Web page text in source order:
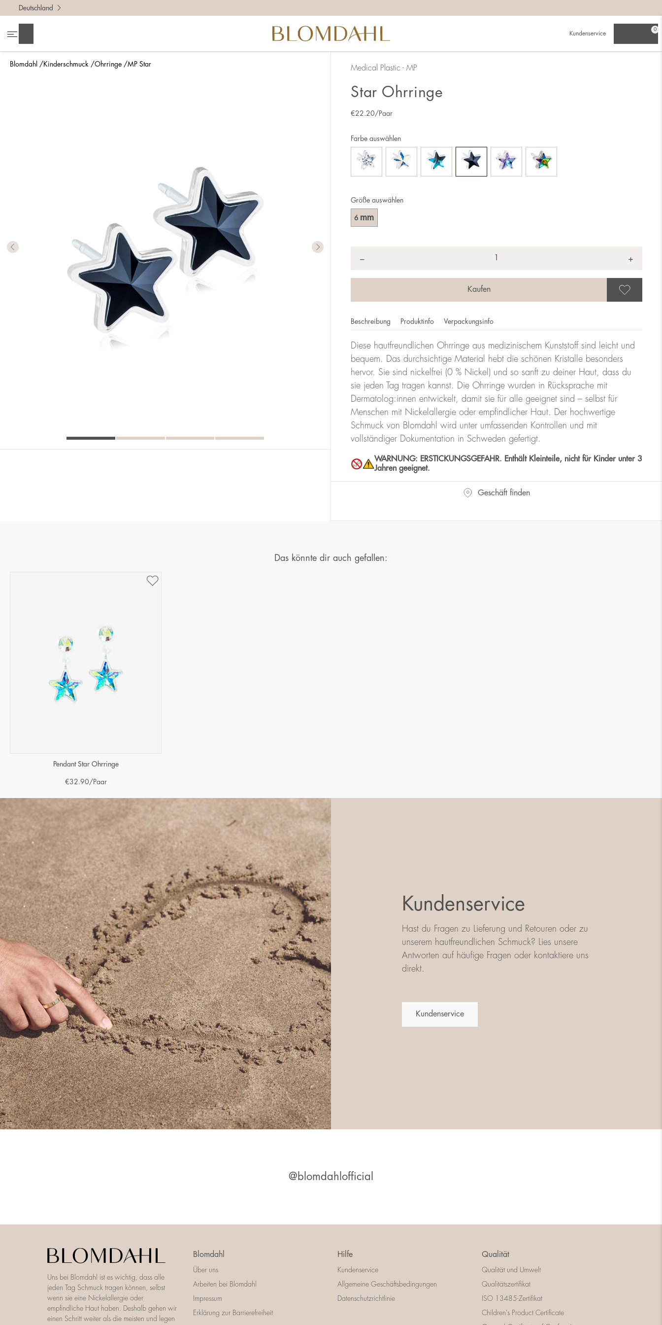
Blomdahl Kinderschmuck Ohrringe MP Star
Deutschland
Kundenservice
0
Medical Plastic - MP
Star Ohrringe
€22.20/Paar
Größe auswählen
6 mm
Farbe auswählen
− +
Beschreibung Produktinfo Verpackungsinfo
Diese hautfreundlichen Ohrringe aus medizinischem Kunststoff sind leicht und
bequem. Das durchsichtige Material hebt die schönen Kristalle besonders
hervor. Sie sind nickelfrei (0 % Nickel) und so sanft zu deiner Haut, dass du
sie jeden Tag tragen kannst. Die Ohrringe wurden in Rücksprache mit
Dermatolog:innen entwickelt, damit sie für alle geeignet sind – selbst für
Menschen mit Nickelallergie oder empfindlicher Haut. Der hochwertige
Schmuck von Blomdahl wird unter umfassenden Kontrollen und mit
vollständiger Dokumentation in Schweden gefertigt.
WARNUNG: ERSTICKUNGSGEFAHR. Enthält Kleinteile, nicht für Kinder unter 3
Jahren geeignet.
Geschäft finden
Das könnte dir auch gefallen:
Pendant Star Ohrringe
€32.90 /Paar
Kundenservice
Hast du Fragen zu Lieferung und Retouren oder zu
unserem hautfreundlichen Schmuck? Lies unsere
Antworten auf häufige Fragen oder kontaktiere uns
direkt.
Kundenservice
@blomdahlofficial
Uns bei Blomdahl ist es wichtig, dass alle
jeden Tag Schmuck tragen können, selbst
wenn sie eine Nickelallergie oder
empfindliche Haut haben. Deshalb gehen wir
einen Schritt weiter als die meisten und legen
Blomdahl
Über uns
Arbeiten bei Blomdahl
Impressum
Erklärung zur Barrierefreiheit
Hilfe
Kundenservice
Allgemeine Geschäftsbedingungen
Datenschutzrichtlinie
Qualität
Qualität und Umwelt
Qualitätszertifikat
ISO 13485-Zertifikat
Children's Product Certificate